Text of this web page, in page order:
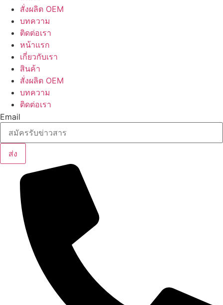
สั่งผลิต OEM
บทความ
ติดต่อเรา
หน้าแรก
เกี่ยวกับเรา
สินค้า
สั่งผลิต OEM
บทความ
ติดต่อเรา
Email
ส่ง